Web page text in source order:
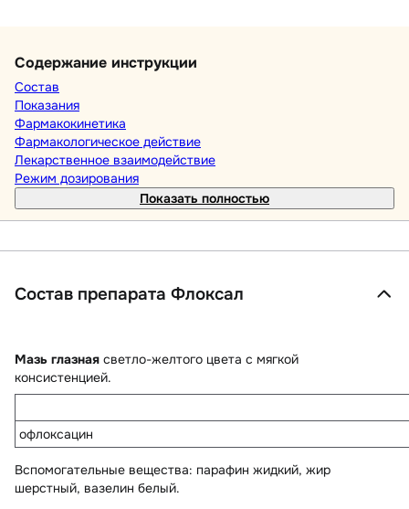
Содержание инструкции
Состав
Показания
Фармакокинетика
Фармакологическое действие
Лекарственное взаимодействие
Режим дозирования
Показать полностью
Состав препарата Флоксал
Мазь глазная светло-желтого цвета с мягкой
консистенцией.
офлоксацин
Вспомогательные вещества: парафин жидкий, жир
шерстный, вазелин белый.